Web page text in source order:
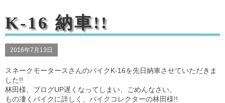
K-16 納車!!
2016年7月13日
スネークモータースさんのバイクK-16を先日納車させていただきま
した!!
林田様、ブログUP遅くなってしまい、ごめんなさい。
もの凄くバイクに詳しく、バイクコレクターの林田様!!